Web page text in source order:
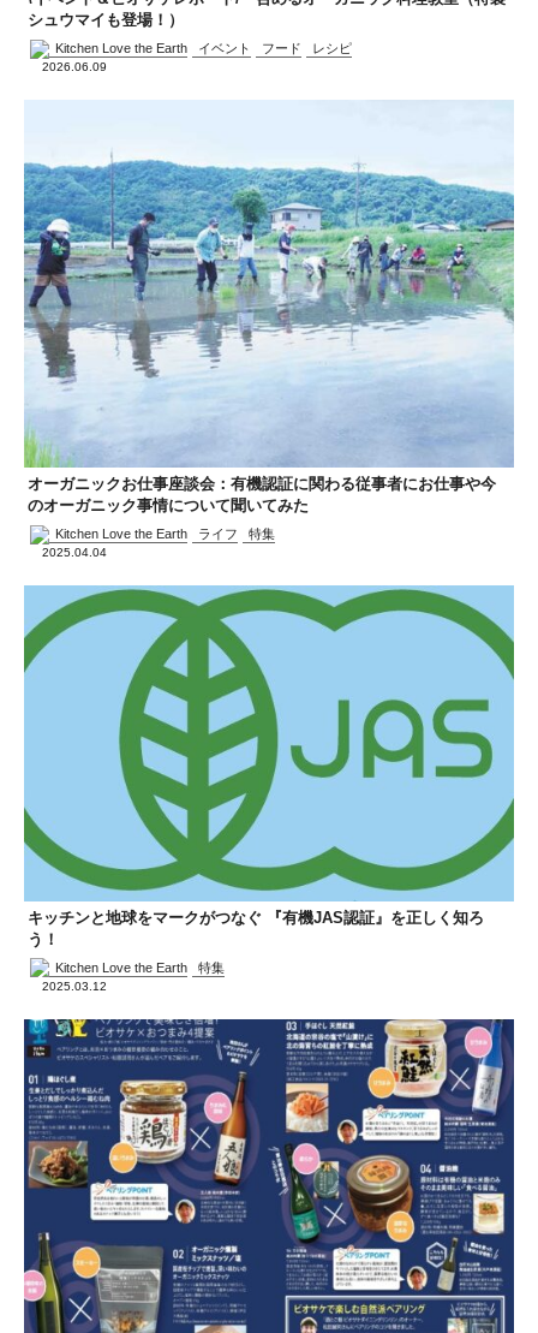
シュウマイも登場！）
Kitchen Love the Earth イベント フード レシピ
2026.06.09
オーガニックお仕事座談会：有機認証に関わる従事者にお仕事や今
のオーガニック事情について聞いてみた
Kitchen Love the Earth ライフ 特集
2025.04.04
キッチンと地球をマークがつなぐ 『有機JAS認証』を正しく知ろ
う！
Kitchen Love the Earth 特集
2025.03.12